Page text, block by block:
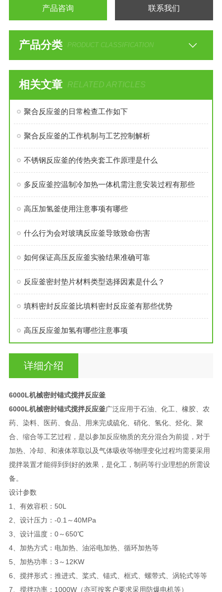
产品咨询 联系我们
产品分类 PRODUCT CLASSIFICATION
相关文章 RELATED ARTICLES
聚合反应釜的日常检查工作如下
聚合反应釜的工作机制与工艺控制解析
不锈钢反应釜的传热夹套工作原理是什么
多反应釜控温制冷加热一体机需注意安装过程有那些
高压加氢釜使用注意事项有哪些
什么行为会对玻璃反应釜导致致命伤害
如何保证高压反应釜实验结果准确可靠
反应釜密封垫片材料类型选择因素是什么？
填料密封反应釜比填料密封反应釜有那些优势
高压反应釜加氢有哪些注意事项
详细介绍
6000L机械密封锚式搅拌反应釜
6000L机械密封锚式搅拌反应釜广泛应用于石油、化工、橡胶、农
药、染料、医药、食品、用来完成硫化、硝化、氢化、烃化、聚
合、缩合等工艺过程，是以参加反应物质的充分混合为前提，对于
加热、冷却、和液体萃取以及气体吸收等物理变化过程均需要采用
搅拌装置才能得到到好的效果，是化工，制药等行业理想的所需设
备。
设计参数
1、有效容积：50L
2、设计压力：-0.1～40MPa
3、设计温度：0～650℃
4、加热方式：电加热、油浴电加热、循环加热等
5、加热功率：3～12KW
6、搅拌形式：推进式、桨式、锚式、框式、螺带式、涡轮式等等
7、搅拌功率：1000W（亦可按客户要求采用防爆电机等）